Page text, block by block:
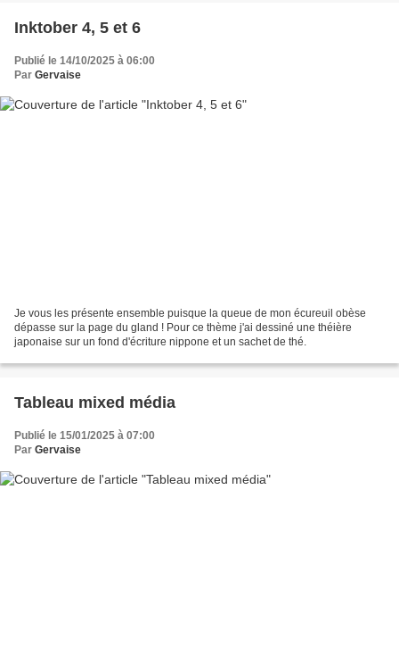
Inktober 4, 5 et 6
Publié le 14/10/2025 à 06:00
Par Gervaise
Je vous les présente ensemble puisque la queue de mon écureuil obèse
dépasse sur la page du gland ! Pour ce thème j'ai dessiné une théière
japonaise sur un fond d'écriture nippone et un sachet de thé.
Tableau mixed média
Publié le 15/01/2025 à 07:00
Par Gervaise